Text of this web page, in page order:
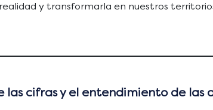
y transformarla en nuestros
las cifras y el entendimiento de las